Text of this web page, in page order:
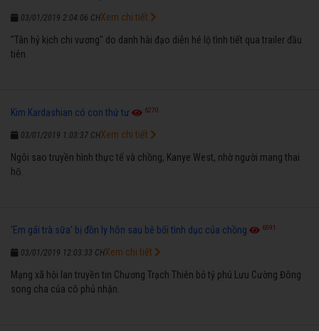
03/01/2019 2:04:06 CH
"Tân hỷ kịch chi vương" do danh hài đạo diễn hé lộ tình tiết qua trailer đầu
tiên.
Xem chi tiết
Kim Kardashian có con thứ tư 6270
03/01/2019 1:03:37 CH
Ngôi sao truyền hình thực tế và chồng, Kanye West, nhờ người mang thai
hộ.
Xem chi tiết
'Em gái trà sữa' bị đồn ly hôn sau bê bối tình dục của chồng 6591
03/01/2019 12:03:33 CH
Mạng xã hội lan truyền tin Chương Trạch Thiên bỏ tỷ phú Lưu Cường Đông
song cha của cô phủ nhận.
Xem chi tiết